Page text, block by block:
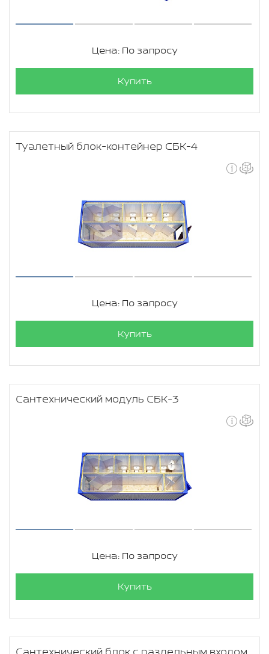
Цена: По запросу
Купить
Туалетный блок-контейнер СБК-4
Цена: По запросу
Купить
Сантехнический модуль СБК-3
Цена: По запросу
Купить